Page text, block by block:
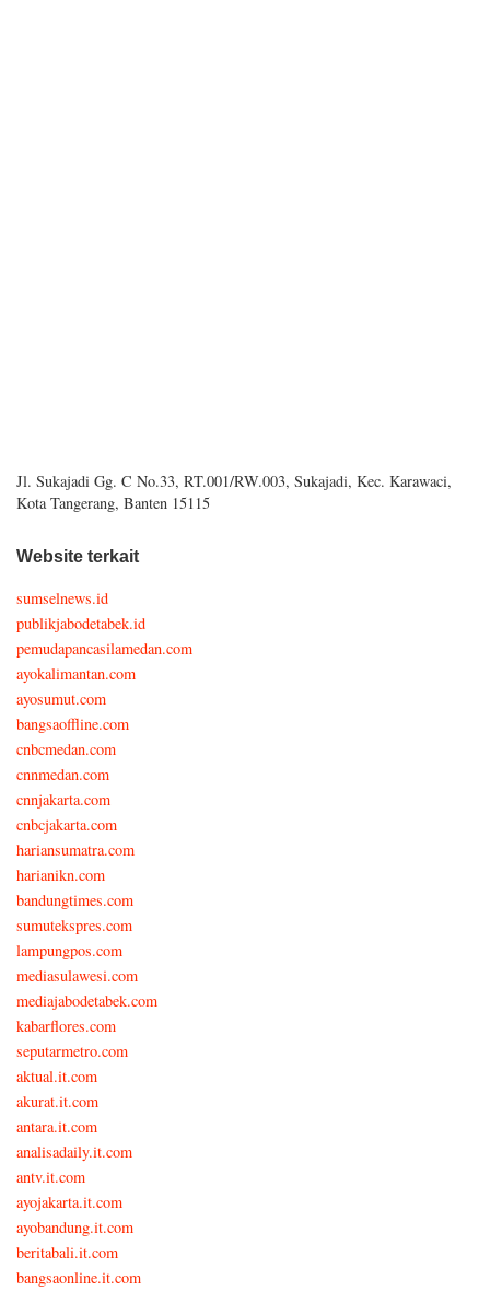
Jl. Sukajadi Gg. C No.33, RT.001/RW.003, Sukajadi, Kec. Karawaci,
Kota Tangerang, Banten 15115
Website terkait
sumselnews.id
publikjabodetabek.id
pemudapancasilamedan.com
ayokalimantan.com
ayosumut.com
bangsaoffline.com
cnbcmedan.com
cnnmedan.com
cnnjakarta.com
cnbcjakarta.com
hariansumatra.com
harianikn.com
bandungtimes.com
sumutekspres.com
lampungpos.com
mediasulawesi.com
mediajabodetabek.com
kabarflores.com
seputarmetro.com
aktual.it.com
akurat.it.com
antara.it.com
analisadaily.it.com
antv.it.com
ayojakarta.it.com
ayobandung.it.com
beritabali.it.com
bangsaonline.it.com